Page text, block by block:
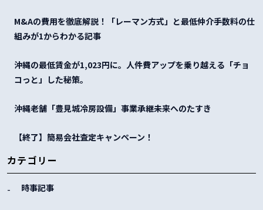
M&Aの費用を徹底解説！「レーマン方式」と最低仲介手数料の仕
組みが1からわかる記事
沖縄の最低賃金が1,023円に。人件費アップを乗り越える「チョ
コっと」した秘策。
沖縄老舗「豊見城冷房設備」事業承継未来へのたすき
【終了】簡易会社査定キャンペーン！
カテゴリー
時事記事